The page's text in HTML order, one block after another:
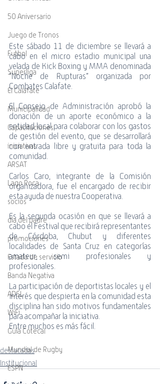
50 Aniversario
Juego de Tronos
Futbol
Superliga
El Calafate
Municipalidad
Capacitaciones
iniciativas
ARSAT
Lago Roca
socios
día del padre
promociones
Estado de servicio
Banda Negativa
ADSL
WiFi
Guía Cotecal
Mundial de Rugby
ESPN
Este sábado 11 de diciembre se llevará a
cabo en el micro estadio municipal una
velada de Kick Boxing y MMA denominada
“Noche de Rupturas” organizada por
Combates Calafate.
El Consejo de Administración aprobó la
donación de un aporte económico a la
entidad local para colaborar con los gastos
de gestión del evento, que se desarrollará
con entrada libre y gratuita para toda la
comunidad.
Carlos Caro, integrante de la Comisión
organizadora, fue el encargado de recibir
esta ayuda de nuestra Cooperativa.
Es la segunda ocasión en que se llevará a
cabo el Festival que recibirá representantes
de Córdoba, Chubut y diferentes
localidades de Santa Cruz en categorías
amateur, semi profesionales y
profesionales.
La participación de deportistas locales y el
interés que despierta en la comunidad esta
disciplina han sido motivos fundamentales
para acompañar la iniciativa.
Entre muchos es más fácil.
destacadas
Institucional